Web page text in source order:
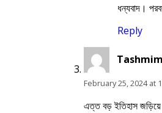
ধন্যবাদ।
Reply
February 25, 2024 at
এত্ত বড় ইতিহাস